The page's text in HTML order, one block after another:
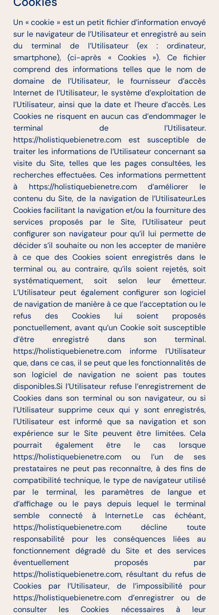
Un « cookie » est un petit fichier d’information envoyé
sur le navigateur de l’Utilisateur et enregistré au sein
du terminal de l’Utilisateur (ex : ordinateur,
smartphone), (ci-après « Cookies »). Ce fichier
comprend des informations telles que le nom de
domaine de l’Utilisateur, le fournisseur d’accès
Internet de l’Utilisateur, le système d’exploitation de
l’Utilisateur, ainsi que la date et l’heure d’accès. Les
Cookies ne risquent en aucun cas d’endommager le
terminal de l’Utilisateur.
https://holistiquebienetre.com est susceptible de
traiter les informations de l’Utilisateur concernant sa
visite du Site, telles que les pages consultées, les
recherches effectuées. Ces informations permettent
à https://holistiquebienetre.com d’améliorer le
contenu du Site, de la navigation de l’Utilisateur.Les
Cookies facilitant la navigation et/ou la fourniture des
services proposés par le Site, l’Utilisateur peut
configurer son navigateur pour qu’il lui permette de
décider s’il souhaite ou non les accepter de manière
à ce que des Cookies soient enregistrés dans le
terminal ou, au contraire, qu’ils soient rejetés, soit
systématiquement, soit selon leur émetteur.
L’Utilisateur peut également configurer son logiciel
de navigation de manière à ce que l’acceptation ou le
refus des Cookies lui soient proposés
ponctuellement, avant qu’un Cookie soit susceptible
d’être enregistré dans son terminal.
https://holistiquebienetre.com informe l’Utilisateur
que, dans ce cas, il se peut que les fonctionnalités de
son logiciel de navigation ne soient pas toutes
disponibles.Si l’Utilisateur refuse l’enregistrement de
Cookies dans son terminal ou son navigateur, ou si
l’Utilisateur supprime ceux qui y sont enregistrés,
l’Utilisateur est informé que sa navigation et son
expérience sur le Site peuvent être limitées. Cela
pourrait également être le cas lorsque
https://holistiquebienetre.com ou l’un de ses
prestataires ne peut pas reconnaître, à des fins de
compatibilité technique, le type de navigateur utilisé
par le terminal, les paramètres de langue et
d’affichage ou le pays depuis lequel le terminal
semble connecté à Internet.Le cas échéant,
https://holistiquebienetre.com décline toute
responsabilité pour les conséquences liées au
fonctionnement dégradé du Site et des services
éventuellement proposés par
https://holistiquebienetre.com, résultant du refus de
Cookies par l’Utilisateur, de l’impossibilité pour
https://holistiquebienetre.com d’enregistrer ou de
consulter les Cookies nécessaires à leur